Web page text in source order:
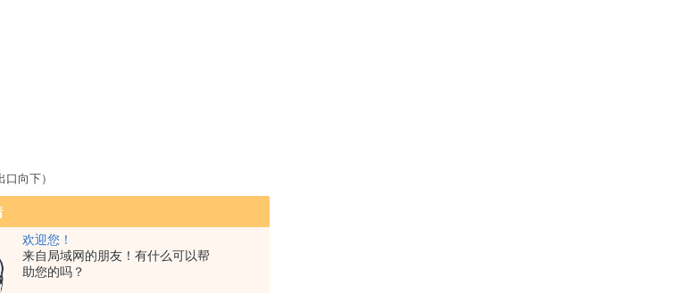
欢迎您！
来自局域网的朋友！有什么可以帮
助您的吗？
向下）